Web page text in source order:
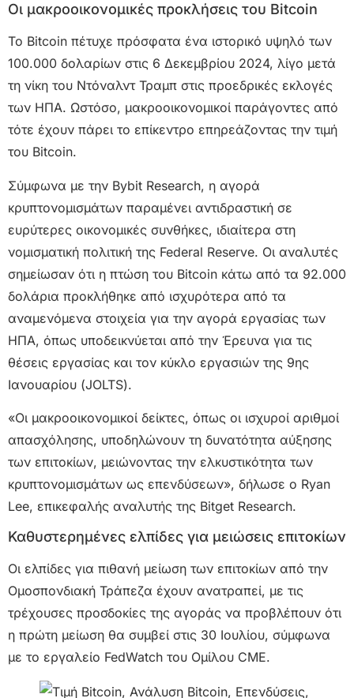
Οι μακροοικονομικές προκλήσεις του Bitcoin
Το Bitcoin πέτυχε πρόσφατα ένα ιστορικό υψηλό των
100.000 δολαρίων στις 6 Δεκεμβρίου 2024, λίγο μετά
τη νίκη του Ντόναλντ Τραμπ στις προεδρικές εκλογές
των ΗΠΑ. Ωστόσο, μακροοικονομικοί παράγοντες από
τότε έχουν πάρει το επίκεντρο επηρεάζοντας την τιμή
του Bitcoin.
Σύμφωνα με την Bybit Research, η αγορά
κρυπτονομισμάτων παραμένει αντιδραστική σε
ευρύτερες οικονομικές συνθήκες, ιδιαίτερα στη
νομισματική πολιτική της Federal Reserve. Οι αναλυτές
σημείωσαν ότι η πτώση του Bitcoin κάτω από τα 92.000
δολάρια προκλήθηκε από ισχυρότερα από τα
αναμενόμενα στοιχεία για την αγορά εργασίας των
ΗΠΑ, όπως υποδεικνύεται από την Έρευνα για τις
θέσεις εργασίας και τον κύκλο εργασιών της 9ης
Ιανουαρίου (JOLTS).
«Οι μακροοικονομικοί δείκτες, όπως οι ισχυροί αριθμοί
απασχόλησης, υποδηλώνουν τη δυνατότητα αύξησης
των επιτοκίων, μειώνοντας την ελκυστικότητα των
κρυπτονομισμάτων ως επενδύσεων», δήλωσε ο Ryan
Lee, επικεφαλής αναλυτής της Bitget Research.
Καθυστερημένες ελπίδες για μειώσεις επιτοκίων
Οι ελπίδες για πιθανή μείωση των επιτοκίων από την
Ομοσπονδιακή Τράπεζα έχουν ανατραπεί, με τις
τρέχουσες προσδοκίες της αγοράς να προβλέπουν ότι
η πρώτη μείωση θα συμβεί στις 30 Ιουλίου, σύμφωνα
με το εργαλείο FedWatch του Ομίλου CME.